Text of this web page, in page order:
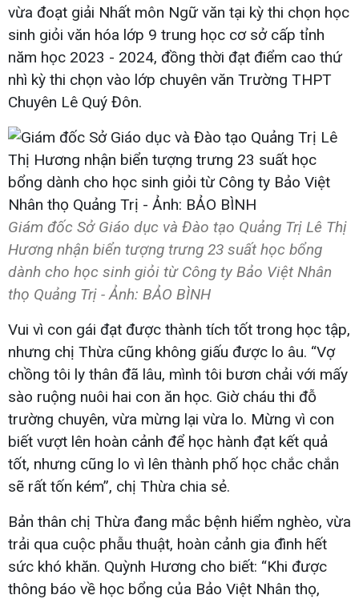
vừa đoạt giải Nhất môn Ngữ văn tại kỳ thi chọn học
sinh giỏi văn hóa lớp 9 trung học cơ sở cấp tỉnh
năm học 2023 - 2024, đồng thời đạt điểm cao thứ
nhì kỳ thi chọn vào lớp chuyên văn Trường THPT
Chuyên Lê Quý Đôn.
Giám đốc Sở Giáo dục và Đào tạo Quảng Trị Lê Thị
Hương nhận biển tượng trưng 23 suất học bổng
dành cho học sinh giỏi từ Công ty Bảo Việt Nhân
thọ Quảng Trị - Ảnh: BẢO BÌNH
Vui vì con gái đạt được thành tích tốt trong học tập,
nhưng chị Thừa cũng không giấu được lo âu. “Vợ
chồng tôi ly thân đã lâu, mình tôi bươn chải với mấy
sào ruộng nuôi hai con ăn học. Giờ cháu thi đỗ
trường chuyên, vừa mừng lại vừa lo. Mừng vì con
biết vượt lên hoàn cảnh để học hành đạt kết quả
tốt, nhưng cũng lo vì lên thành phố học chắc chắn
sẽ rất tốn kém”, chị Thừa chia sẻ.
Bản thân chị Thừa đang mắc bệnh hiểm nghèo, vừa
trải qua cuộc phẫu thuật, hoàn cảnh gia đình hết
sức khó khăn. Quỳnh Hương cho biết: “Khi được
thông báo về học bổng của Bảo Việt Nhân thọ,